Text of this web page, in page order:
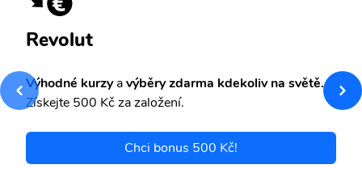
Revolut
Výhodné kurzyavýběry zdarma kdekoliv na světě.
Získejte 500 Kč za založení.
Chci bonus 500 Kč!